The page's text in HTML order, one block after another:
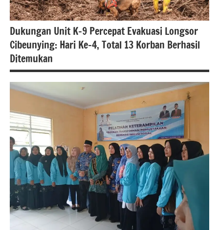
Dukungan Unit K-9 Percepat Evakuasi Longsor
Cibeunying: Hari Ke-4, Total 13 Korban Berhasil
Ditemukan
berita
polri